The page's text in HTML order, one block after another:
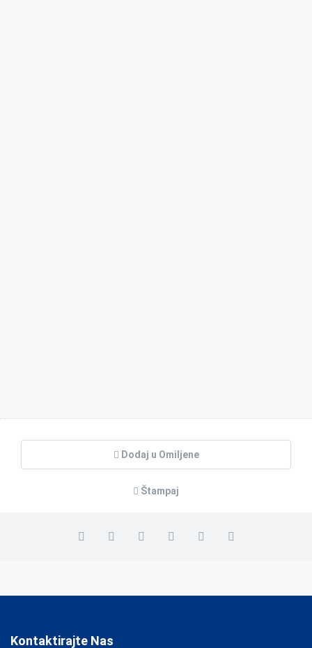
Dodaj u Omiljene
Štampaj
Kontaktirajte Nas